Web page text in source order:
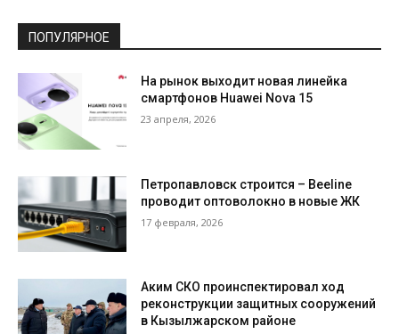
ПОПУЛЯРНОЕ
На рынок выходит новая линейка
смартфонов Huawei Nova 15
23 апреля, 2026
Петропавловск строится – Beeline
проводит оптоволокно в новые ЖК
17 февраля, 2026
Аким СКО проинспектировал ход
реконструкции защитных сооружений
в Кызылжарском районе